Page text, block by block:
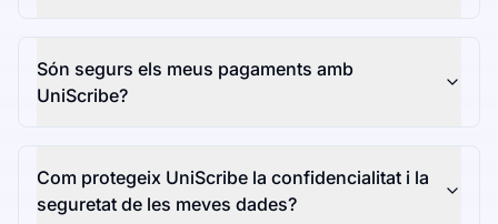
Són segurs els meus pagaments amb
UniScribe?
Com protegeix UniScribe la confidencialitat i la
seguretat de les meves dades?